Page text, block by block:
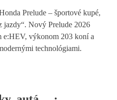
Prelude – športové kupé,
jazdy“. Nový Prelude 2026
e:HEV, výkonom 203 koní a
technológiami.